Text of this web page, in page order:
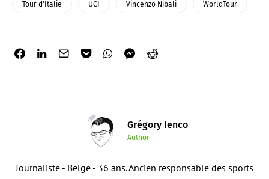
Tour d'Italie UCI Vincenzo Nibali WorldTour
Grégory Ienco
Author
Journaliste - Belge - 36 ans. Ancien responsable des sports